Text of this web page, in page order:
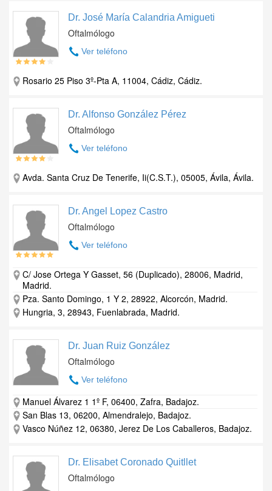
Dr. José María Calandria Amigueti
Oftalmólogo
Ver teléfono
Rosario 25 Piso 3º-Pta A, 11004, Cádiz, Cádiz.
Dr. Alfonso González Pérez
Oftalmólogo
Ver teléfono
Avda. Santa Cruz De Tenerife, Ii(C.S.T.), 05005, Ávila, Ávila.
Dr. Angel Lopez Castro
Oftalmólogo
Ver teléfono
C/ Jose Ortega Y Gasset, 56 (Duplicado), 28006, Madrid,
Madrid.
Pza. Santo Domingo, 1 Y 2, 28922, Alcorcón, Madrid.
Hungria, 3, 28943, Fuenlabrada, Madrid.
Dr. Juan Ruiz González
Oftalmólogo
Ver teléfono
Manuel Álvarez 1 1º F, 06400, Zafra, Badajoz.
San Blas 13, 06200, Almendralejo, Badajoz.
Vasco Núñez 12, 06380, Jerez De Los Caballeros, Badajoz.
Dr. Elisabet Coronado Quitllet
Oftalmólogo